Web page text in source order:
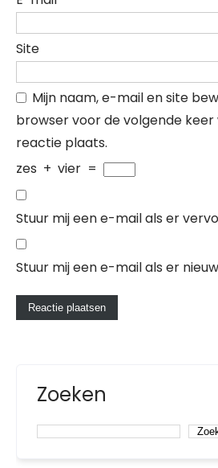
Site
Mijn naam, e-mail en site
browser voor de volgende
reactie plaats.
zes + vier =
Stuur mij een e-mail als er
Stuur mij een e-mail als er
Zoeken